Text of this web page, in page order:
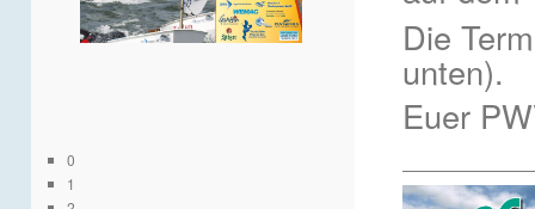
0
1
Die
unten).
Euer